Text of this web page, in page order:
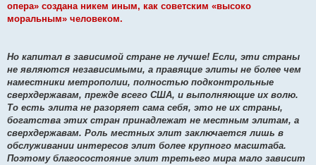
опера» создана никем иным, как советским «высоко
моральным» человеком.
Но капитал в зависимой стране не лучше! Если, эти страны
не являются независимыми, а правящие элиты не более чем
наместники метрополии, полностью подконтрольные
сверхдержавам, прежде всего США, и выполняющие их волю.
То есть элита не разоряет сама себя, это не их страны,
богатства этих стран принадлежат не местным элитам, а
сверхдержавам. Роль местных элит заключается лишь в
обслуживании интересов элит более крупного масштаба.
Поэтому благосостояние элит третьего мира мало зависит